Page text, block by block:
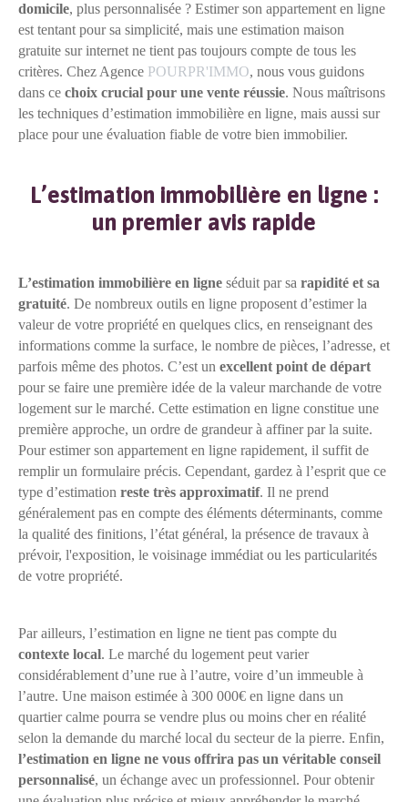
domicile, plus personnalisée ? Estimer son appartement en ligne
est tentant pour sa simplicité, mais une estimation maison
gratuite sur internet ne tient pas toujours compte de tous les
critères. Chez Agence POURPR'IMMO, nous vous guidons
dans ce choix crucial pour une vente réussie. Nous maîtrisons
les techniques d’estimation immobilière en ligne, mais aussi sur
place pour une évaluation fiable de votre bien immobilier.
L’estimation immobilière en ligne :
un premier avis rapide
L’estimation immobilière en ligne séduit par sa rapidité et sa
gratuité. De nombreux outils en ligne proposent d’estimer la
valeur de votre propriété en quelques clics, en renseignant des
informations comme la surface, le nombre de pièces, l’adresse, et
parfois même des photos. C’est un excellent point de départ
pour se faire une première idée de la valeur marchande de votre
logement sur le marché. Cette estimation en ligne constitue une
première approche, un ordre de grandeur à affiner par la suite.
Pour estimer son appartement en ligne rapidement, il suffit de
remplir un formulaire précis. Cependant, gardez à l’esprit que ce
type d’estimation reste très approximatif. Il ne prend
généralement pas en compte des éléments déterminants, comme
la qualité des finitions, l’état général, la présence de travaux à
prévoir, l'exposition, le voisinage immédiat ou les particularités
de votre propriété.
Par ailleurs, l’estimation en ligne ne tient pas compte du
contexte local. Le marché du logement peut varier
considérablement d’une rue à l’autre, voire d’un immeuble à
l’autre. Une maison estimée à 300 000€ en ligne dans un
quartier calme pourra se vendre plus ou moins cher en réalité
selon la demande du marché local du secteur de la pierre. Enfin,
l’estimation en ligne ne vous offrira pas un véritable conseil
personnalisé, un échange avec un professionnel. Pour obtenir